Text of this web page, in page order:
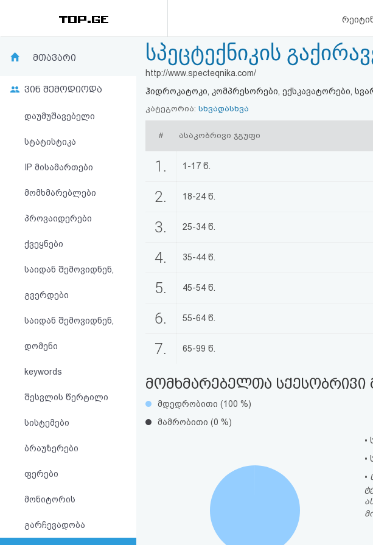
რეიტინგი
კითხვა-
პასუხი
ავტორიზაცია
რეგისტრაცია
სალიცენზიო
შეთანხმება
მთავარი
ვინ შემოდიოდა
დაუმუშავებელი
სტატისტიკა
IP მისამართები
მომხმარებლები
პროვაიდერები
ქვეყნები
საიდან შემოვიდნენ,
გვერდები
საიდან შემოვიდნენ,
დომენი
keywords
შესვლის წერტილი
სისტემები
ბრაუზერები
ფერები
მონიტორის
გარჩევადობა
სპეცტექნიკის
http://www.specteqnika.com/
ჰიდროკატოკი, კომპრესორები, ექსკავატორები,
კატეგორია: სხვადასხვა
# ასაკობრივი ჯგუფი
1. 1-17 წ.
2. 18-24 წ.
3. 25-34 წ.
4. 35-44 წ.
5. 45-54 წ.
6. 55-64 წ.
7. 65-99 წ.
მომხმარებელთა სქესობრივი
მდედრობითი (100 %)
მამრობითი (0 %)
•
•
•